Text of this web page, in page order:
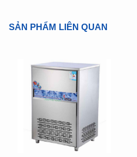
SẢN PHẨM LIÊN QUAN